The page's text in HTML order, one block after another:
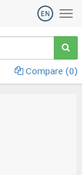
Compare (0)